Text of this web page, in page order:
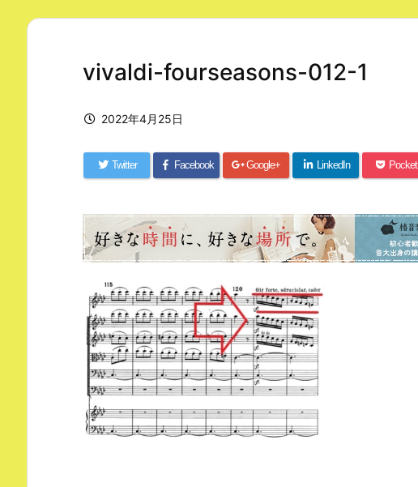
vivaldi-fourseasons-012-1
2022年4月25日
Twitter Facebook Google+ LinkedIn Pocket